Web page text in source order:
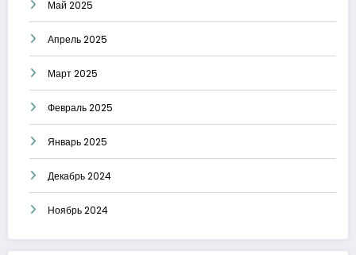
Май 2025
Апрель 2025
Март 2025
Февраль 2025
Январь 2025
Декабрь 2024
Ноябрь 2024